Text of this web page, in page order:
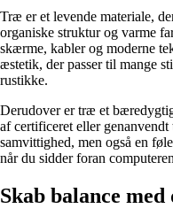
Træ er et levende materiale,
organiske struktur og varme
skærme, kabler og moderne
æstetik, der passer til mange
rustikke.
Derudover er træ et
af certificeret eller
samvittighed, men også en
når du sidder foran
Skab balance